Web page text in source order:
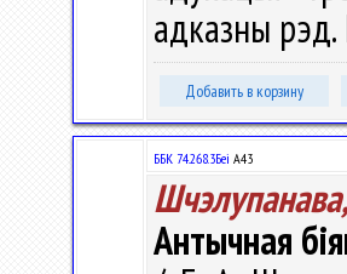
адказны рэд.
Добавить в корзину
ББК 74.268.3Беі А43
Антычная